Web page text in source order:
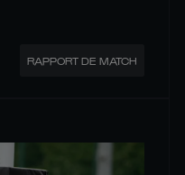
RAPPORT DE MATCH